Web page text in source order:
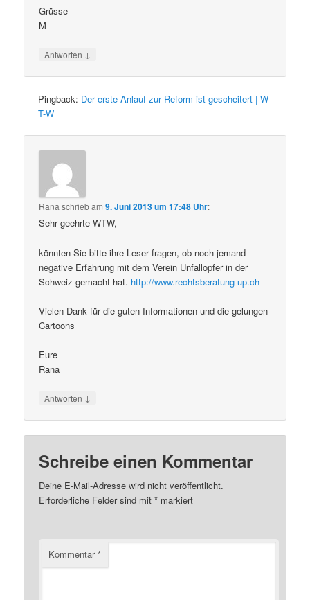
Grüsse
M
Antworten ↓
Pingback: Der erste Anlauf zur Reform ist gescheitert | W-
T-W
Ranaschriebam9. Juni 2013 um 17:48 Uhr:
Sehr geehrte WTW,
könnten Sie bitte ihre Leser fragen, ob noch jemand
negative Erfahrung mit dem Verein Unfallopfer in der
Schweiz gemacht hat. http://www.rechtsberatung-up.ch
Vielen Dank für die guten Informationen und die gelungen
Cartoons
Eure
Rana
Antworten ↓
Schreibe einen Kommentar
Deine E-Mail-Adresse wird nicht veröffentlicht.
Erforderliche Felder sind mit* markiert
Kommentar*